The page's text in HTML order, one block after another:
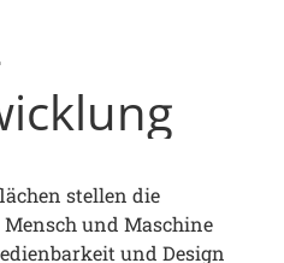
stellen die
und Maschine
und Design